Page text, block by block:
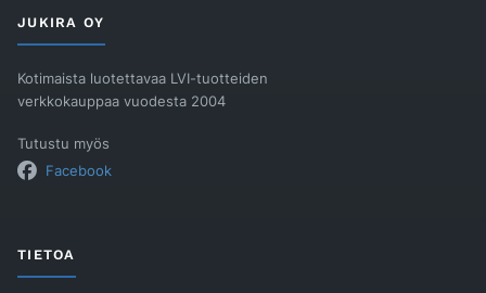
JUKIRA OY
Kotimaista luotettavaa LVI-tuotteiden
verkkokauppaa vuodesta 2004
Tutustu myös
Facebook
TIETOA